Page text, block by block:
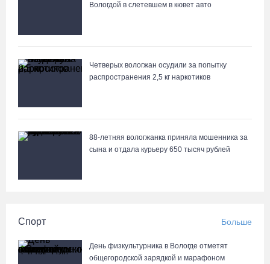
Вологдой в слетевшем в кювет авто
Четверых вологжан осудили за попытку
распространения 2,5 кг наркотиков
88-летняя вологжанка приняла мошенника за
сына и отдала курьеру 650 тысяч рублей
Спорт Больше
День физкультурника в Вологде отметят
общегородской зарядкой и марафоном